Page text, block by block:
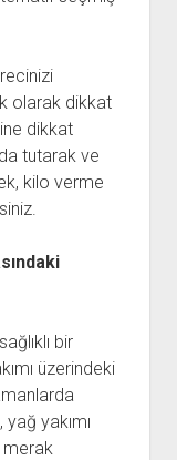
olarak dikkat
dikkat
tutarak ve
kilo verme
bir
üzerindeki
yakımı
merak